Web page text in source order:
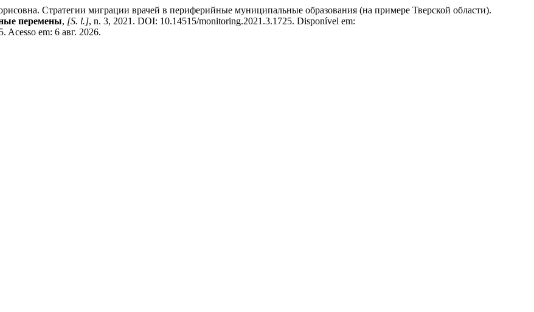
Стратегии миграции врачей в периферийные муниципальные образования (на примере Тверской области).
перемены, [S. l.], n. 3, 2021. DOI: 10.14515/monitoring.2021.3.1725. Disponível em:
em: 6 авг. 2026.